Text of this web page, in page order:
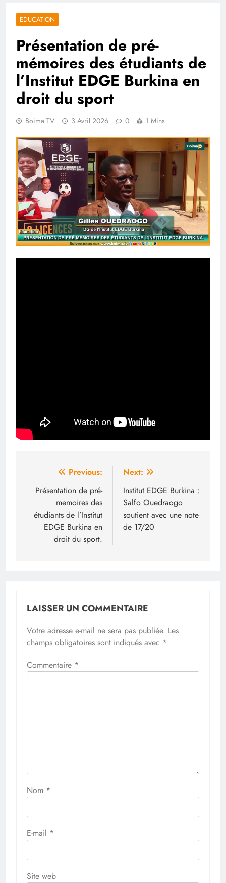
EDUCATION
Présentation de pré-
mémoires des étudiants de
l’Institut EDGE Burkina en
droit du sport
Boima TV 3 Avril 2026 0 1 Mins
Navigation
de
l’article
Previous:
Présentation de pré-
memoires des
étudiants de l’Institut
EDGE Burkina en
droit du sport.
Next:
Institut EDGE Burkina :
Salfo Ouedraogo
soutient avec une note
de 17/20
LAISSER UN COMMENTAIRE
Votre adresse e-mail ne sera pas publiée. Les
champs obligatoires sont indiqués avec *
Commentaire *
Nom *
E-mail *
Site web